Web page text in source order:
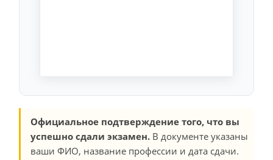
Официальное подтверждение того, что вы
успешно сдали экзамен. В документе указаны
ваши ФИО, название профессии и дата сдачи.